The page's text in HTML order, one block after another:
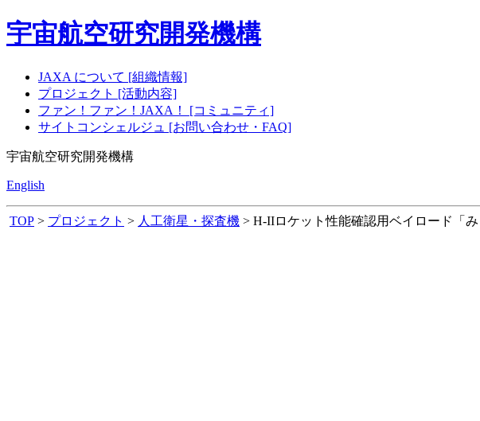
宇宙航空研究開発機構
JAXA について [組織情報]
プロジェクト [活動内容]
ファン！ファン！JAXA！ [コミュニティ]
サイトコンシェルジュ [お問い合わせ・FAQ]
宇宙航空研究開発機構
English
TOP > プロジェクト > 人工衛星・探査機 > H-IIロケット性能確認用ベイロード「み